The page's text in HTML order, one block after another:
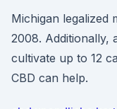
Michigan legalized
2008. Additionally,
cultivate up to 12
CBD can help.